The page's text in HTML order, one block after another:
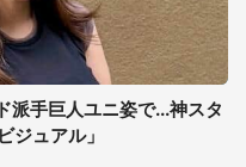
派手巨人ユニ姿で...神スタ
ジュアル」